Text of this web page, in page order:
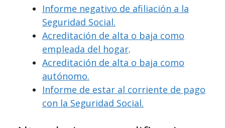
Informe negativo de afiliación a la
Seguridad Social.
Acreditación de alta o baja como
empleada del hogar.
Acreditación de alta o baja como
autónomo.
Informe de estar al corriente de pago
con la Seguridad Social.